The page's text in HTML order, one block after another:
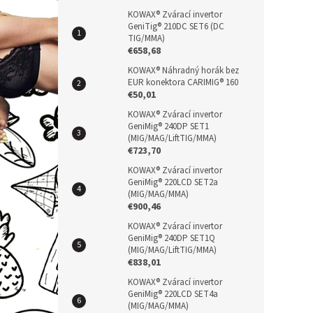
n
e
l
KOWAX® Zvárací invertor
GeniTig® 210DC SET6 (DC
TIG/MMA)
€658,68
KOWAX® Náhradný horák bez
EUR konektora CARIMIG® 160
€50,01
KOWAX® Zvárací invertor
GeniMig® 240DP SET1
(MIG/MAG/LiftTIG/MMA)
€723,70
KOWAX® Zvárací invertor
GeniMig® 220LCD SET2a
(MIG/MAG/MMA)
€900,46
KOWAX® Zvárací invertor
GeniMig® 240DP SET1Q
(MIG/MAG/LiftTIG/MMA)
€838,01
KOWAX® Zvárací invertor
GeniMig® 220LCD SET4a
(MIG/MAG/MMA)